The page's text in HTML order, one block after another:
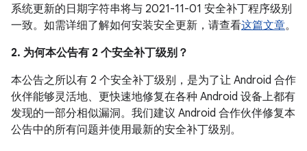
系统更新的日期字符串将与 2021-11-01 安全补丁程序级别
一致。如需详细了解如何安装安全更新，请查看这篇文章。
2. 为何本公告有 2 个安全补丁级别？
本公告之所以有 2 个安全补丁级别，是为了让 Android 合作
伙伴能够灵活地、更快速地修复在各种 Android 设备上都有
发现的一部分相似漏洞。我们建议 Android 合作伙伴修复本
公告中的所有问题并使用最新的安全补丁级别。